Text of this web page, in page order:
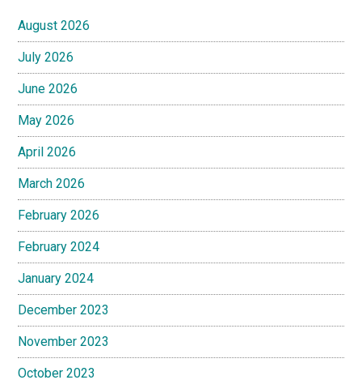
August 2026
July 2026
June 2026
May 2026
April 2026
March 2026
February 2026
February 2024
January 2024
December 2023
November 2023
October 2023